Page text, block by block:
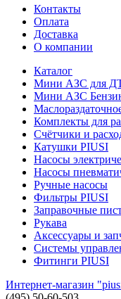
Контакты
Оплата
Доставка
О компании
Каталог
Мини АЗС для
Мини АЗС
Комплекты для
Счётчики и
Катушки PIUSI
Насосы
Насосы
Ручные насосы
Фильтры PIUSI
Заправочные
Рукава
Аксессуары и
Системы
Фитинги PIUSI
Интернет-магазин